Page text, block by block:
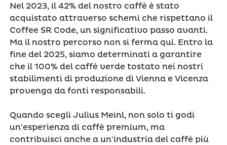
Nel 2023, il 42% del nostro caffè è stato
acquistato attraverso schemi che rispettano il
Coffee SR Code, un significativo passo avanti.
Ma il nostro percorso non si ferma qui. Entro la
fine del 2025, siamo determinati a garantire
che il 100% del caffè verde tostato nei nostri
stabilimenti di produzione di Vienna e Vicenza
provenga da fonti responsabili.
Quando scegli Julius Meinl, non solo ti godi
un'esperienza di caffè premium, ma
contribuisci anche a un'industria del caffè più